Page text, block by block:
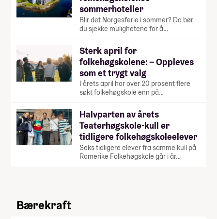
sommerhoteller
Blir det Norgesferie i sommer? Da bør
du sjekke mulighetene for å…
Sterk april for
folkehøgskolene: – Oppleves
som et trygt valg
I årets april har over 20 prosent flere
søkt folkehøgskole enn på…
Halvparten av årets
Teaterhøgskole-kull er
tidligere folkehøgskoleelever
Seks tidligere elever fra samme kull på
Romerike Folkehøgskole går i år…
Bærekraft